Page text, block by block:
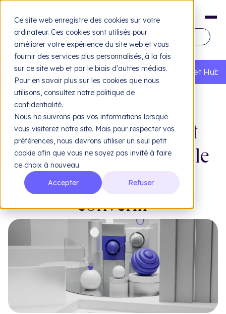
Ce site web enregistre des cookies sur votre
ordinateur. Ces cookies sont utilisés pour
améliorer votre expérience du site web et vous
fournir des services plus personnalisés, à la fois
sur ce site web et par le biais d'autres médias.
Pour en savoir plus sur les cookies que nous
utilisons, consultez notre politique de
confidentialité.
Nous ne suivrons pas vos informations lorsque
vous visiterez notre site. Mais pour respecter vos
préférences, nous devrons utiliser un seul petit
cookie afin que vous ne soyez pas invité à faire
ce choix à nouveau.
Accepter
Refuser
Design
Web design & UX/UI
L'agence
FR EN
FR
EN
Accueil Ressources Le blog Réalité augmentée et
Tous nos articles
ACTUALITÉS •PUBLIÉ LE 10/07/2025
Réalité augmentée et
HubSpot : une nouvelle
façon d'engager et
convertir